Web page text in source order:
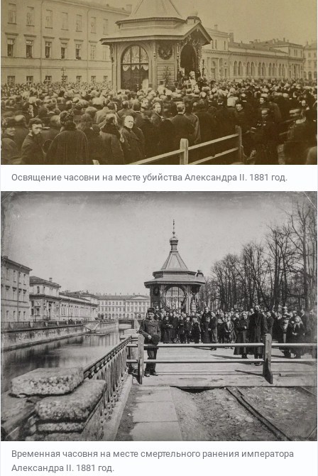
Освящение часовни на месте убийства Александра II. 1881 год.
Временная часовня на месте смертельного ранения императора
Александра II. 1881 год.